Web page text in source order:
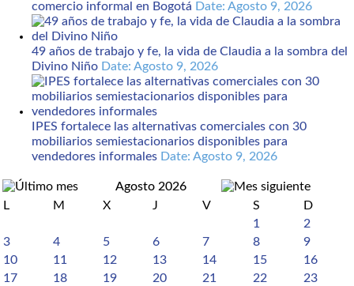
comercio informal en Bogotá Date: Agosto 9, 2026
49 años de trabajo y fe, la vida de Claudia a la sombra del
Divino Niño Date: Agosto 9, 2026
IPES fortalece las alternativas comerciales con 30
mobiliarios semiestacionarios disponibles para
vendedores informales Date: Agosto 9, 2026
Agosto 2026
L
M X J V S
D
1
2
3
4 5 6 7 8
9
10
11 12 13 14 15
16
17
18 19 20 21 22
23